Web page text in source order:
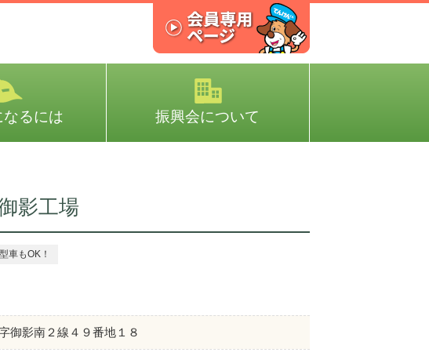
るには 振興会について
影工場
車もOK！
御影南２線４９番地１８